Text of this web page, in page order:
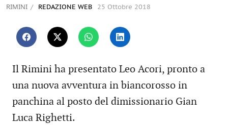
RIMINI REDAZIONE WEB 25 Ottobre 2018
Il Rimini ha presentato Leo Acori, pronto a
una nuova avventura in biancorosso in
panchina al posto del dimissionario Gian
Luca Righetti.